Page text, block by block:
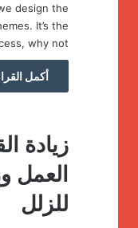
design the
It’s the
why not…
أكمل
زيادة
العمل
للزلل